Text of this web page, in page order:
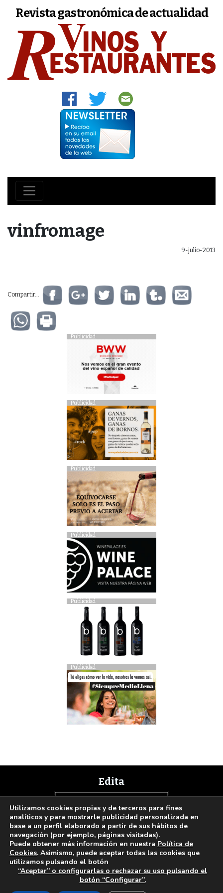
Revista gastronómica de actualidad
vinfromage
9-julio-2013
Compartir...
Publicidad
Publicidad
Publicidad
Publicidad
Publicidad
Publicidad
Edita
Presidente: Enrique Curt Gómez | Editora: Laura Curt Iborra
©2026 Revista Vinos y Restaurantes || Todos los derechos reservados
Newsletter Nota legal Política de Cookies Suscripción
Tarifas
Contacto
Paseo de Gracia, 63. 1º 2ª. 08008 Barcelona |933 180 101
Utilizamos cookies propias y de terceros para fines
analíticos y para mostrarle publicidad personalizada en
base a un perfil elaborado a partir de sus hábitos de
navegación (por ejemplo, páginas visitadas).
Puede obtener más información en nuestra Política de
Cookies. Asimismo, puede aceptar todas las cookies que
utilizamos pulsando el botón
“Aceptar” o configurarlas o rechazar su uso pulsando el
botón “Configurar”.